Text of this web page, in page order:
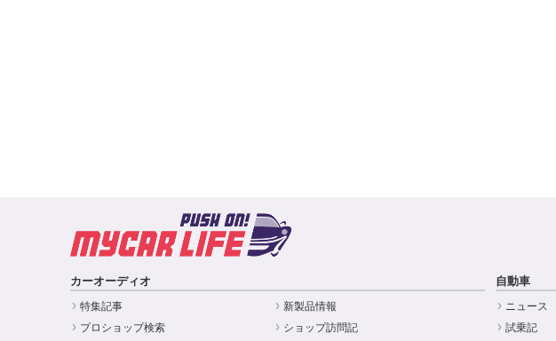
カーオーディオ
特集記事
新製品情報
プロショップ検索
ショップ訪問記
自動車
ニュース
試乗記